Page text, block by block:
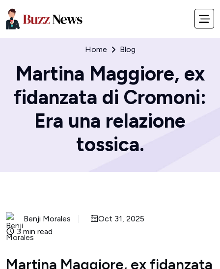
Home Blog
Martina Maggiore, ex
fidanzata di Cromoni:
Era una relazione
tossica.
Benji Morales
Oct 31, 2025
3 min read
Martina Maggiore, ex fidanzata